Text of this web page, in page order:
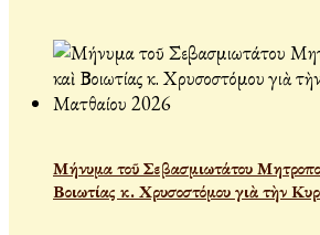
Μήνυμα τοῦ Σεβασμιωτάτου
Βοιωτίας κ. Χρυσοστόμου γιὰ τὴν